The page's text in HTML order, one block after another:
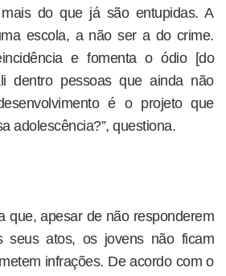
do que já são entupidas. A
escola, a não ser a do crime.
e fomenta o ódio [do
dentro pessoas que ainda não
é o projeto que
adolescência?”, questiona.
que, apesar de não responderem
seus atos, os jovens não ficam
infrações. De acordo com o